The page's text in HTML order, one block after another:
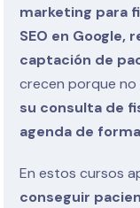
marketing para
SEO en Google,
captación de
crecen porque no
su consulta de
agenda de
En estos cursos
conseguir